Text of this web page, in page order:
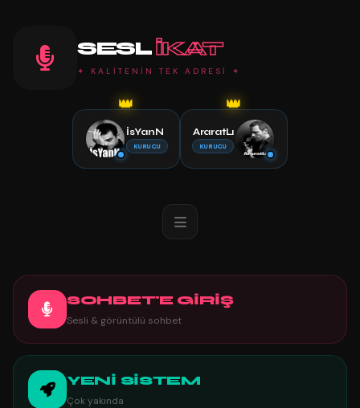
SESL IKAT
✦ KALİTENİN TEK ADRESİ ✦
👑
İsYanN
KURUCU
👑
AraratLı
KURUCU
SOHBET'E GİRİŞ
Sesli & görüntülü sohbet
YENİ SİSTEM
Çok yakında